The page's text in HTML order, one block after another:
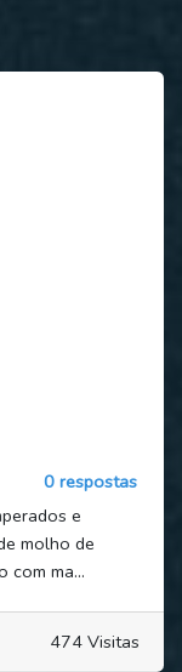
0 respostas
e
molho de
com ma...
474 Visitas